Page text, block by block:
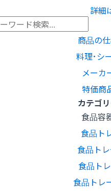
詳細
商品の
料理･シ
メーカ
特価商
カテゴ
食品容
食品ト
食品トレ
食品トレ
食品トレ